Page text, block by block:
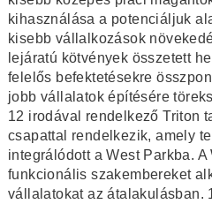
kihasználása a potenciáljuk
kisebb vállalkozások
lejáratú kötvények összetett
felelős befektetésekre
jobb vállalatok építésére
12 irodával rendelkező Triton
csapattal rendelkezik, amely
integrálódott a West Parkba.
funkcionális szakembereket
vállalatokat az átalakulásban.